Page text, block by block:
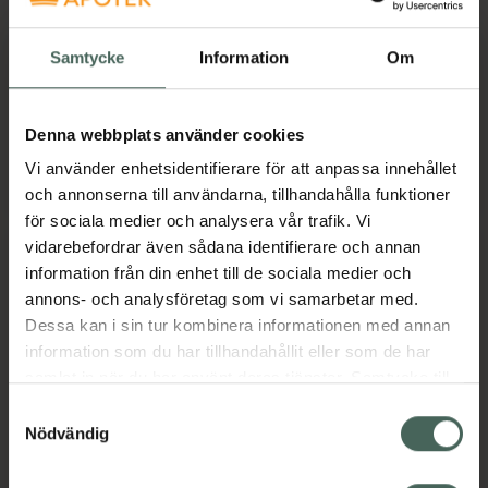
Samtycke Information Om
Denna webbplats använder cookies
Vi använder enhetsidentifierare för att anpassa innehållet
och annonserna till användarna, tillhandahålla funktioner
för sociala medier och analysera vår trafik. Vi
vidarebefordrar även sådana identifierare och annan
information från din enhet till de sociala medier och
annons- och analysföretag som vi samarbetar med.
Dessa kan i sin tur kombinera informationen med annan
information som du har tillhandahållit eller som de har
återkalla ditt samtycke via webbplatsens
cookieinställningar. Ett återkallat samtycke påverkar inte
lagligheten av behandling som skett innan återkallelsen.
Nödvändig
Hitta hit
Västra Vallgatan 8A
43244 Varberg
Öppettider idag
10:00-18:00